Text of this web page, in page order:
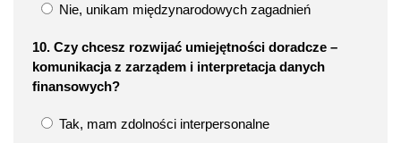
Nie, unikam międzynarodowych zagadnień
10. Czy chcesz rozwijać umiejętności doradcze –
komunikacja z zarządem i interpretacja danych
finansowych?
Tak, mam zdolności interpersonalne